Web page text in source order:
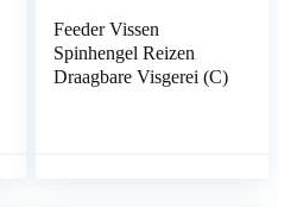
Feeder Vissen
Spinhengel Reizen
Draagbare Visgerei (C)